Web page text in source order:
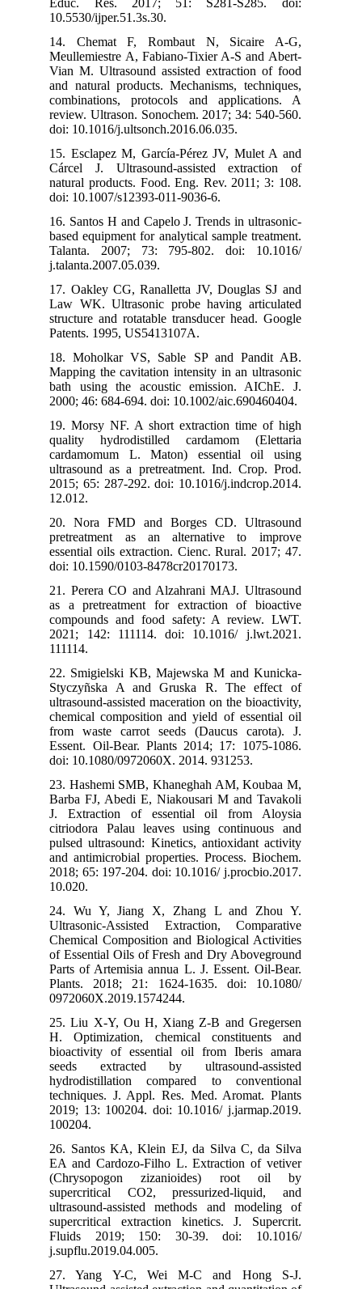
Educ. Res. 2017; 51: S281-S285. doi:
10.5530/ijper.51.3s.30.
14. Chemat F, Rombaut N, Sicaire A-G,
Meullemiestre A, Fabiano-Tixier A-S and Abert-
Vian M. Ultrasound assisted extraction of food
and natural products. Mechanisms, techniques,
combinations, protocols and applications. A
review. Ultrason. Sonochem. 2017; 34: 540-560.
doi: 10.1016/j.ultsonch.2016.06.035.
15. Esclapez M, García-Pérez JV, Mulet A and
Cárcel J. Ultrasound-assisted extraction of
natural products. Food. Eng. Rev. 2011; 3: 108.
doi: 10.1007/s12393-011-9036-6.
16. Santos H and Capelo J. Trends in ultrasonic-
based equipment for analytical sample treatment.
Talanta. 2007; 73: 795-802. doi: 10.1016/
j.talanta.2007.05.039.
17. Oakley CG, Ranalletta JV, Douglas SJ and
Law WK. Ultrasonic probe having articulated
structure and rotatable transducer head. Google
Patents. 1995, US5413107A.
18. Moholkar VS, Sable SP and Pandit AB.
Mapping the cavitation intensity in an ultrasonic
bath using the acoustic emission. AIChE. J.
2000; 46: 684-694. doi: 10.1002/aic.690460404.
19. Morsy NF. A short extraction time of high
quality hydrodistilled cardamom (Elettaria
cardamomum L. Maton) essential oil using
ultrasound as a pretreatment. Ind. Crop. Prod.
2015; 65: 287-292. doi: 10.1016/j.indcrop.2014.
12.012.
20. Nora FMD and Borges CD. Ultrasound
pretreatment as an alternative to improve
essential oils extraction. Cienc. Rural. 2017; 47.
doi: 10.1590/0103-8478cr20170173.
21. Perera CO and Alzahrani MAJ. Ultrasound
as a pretreatment for extraction of bioactive
compounds and food safety: A review. LWT.
2021; 142: 111114. doi: 10.1016/ j.lwt.2021.
111114.
22. Smigielski KB, Majewska M and Kunicka-
Styczyñska A and Gruska R. The effect of
ultrasound-assisted maceration on the bioactivity,
chemical composition and yield of essential oil
from waste carrot seeds (Daucus carota). J.
Essent. Oil-Bear. Plants 2014; 17: 1075-1086.
doi: 10.1080/0972060X. 2014. 931253.
23. Hashemi SMB, Khaneghah AM, Koubaa M,
Barba FJ, Abedi E, Niakousari M and Tavakoli
J. Extraction of essential oil from Aloysia
citriodora Palau leaves using continuous and
pulsed ultrasound: Kinetics, antioxidant activity
and antimicrobial properties. Process. Biochem.
2018; 65: 197-204. doi: 10.1016/ j.procbio.2017.
10.020.
24. Wu Y, Jiang X, Zhang L and Zhou Y.
Ultrasonic-Assisted Extraction, Comparative
Chemical Composition and Biological Activities
of Essential Oils of Fresh and Dry Aboveground
Parts of Artemisia annua L. J. Essent. Oil-Bear.
Plants. 2018; 21: 1624-1635. doi: 10.1080/
0972060X.2019.1574244.
25. Liu X-Y, Ou H, Xiang Z-B and Gregersen
H. Optimization, chemical constituents and
bioactivity of essential oil from Iberis amara
seeds extracted by ultrasound-assisted
hydrodistillation compared to conventional
techniques. J. Appl. Res. Med. Aromat. Plants
2019; 13: 100204. doi: 10.1016/ j.jarmap.2019.
100204.
26. Santos KA, Klein EJ, da Silva C, da Silva
EA and Cardozo-Filho L. Extraction of vetiver
(Chrysopogon zizanioides) root oil by
supercritical CO2, pressurized-liquid, and
ultrasound-assisted methods and modeling of
supercritical extraction kinetics. J. Supercrit.
Fluids 2019; 150: 30-39. doi: 10.1016/
j.supflu.2019.04.005.
27. Yang Y-C, Wei M-C and Hong S-J.